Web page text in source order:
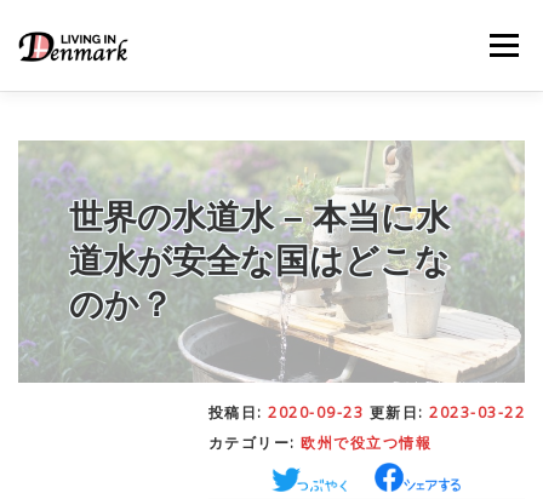
メニュー
LIFE TIPS – 生活便利帳 FOOD– ごはん事情
STUDY – 留学関連情報
WORK– デンマークの働き方
– 日本人の考察
世界の水道水 – 本当に水
道水が安全な国はどこな
のか？
投稿日: 2020-09-23 更新日: 2023-03-22
カテゴリー: 欧州で役立つ情報